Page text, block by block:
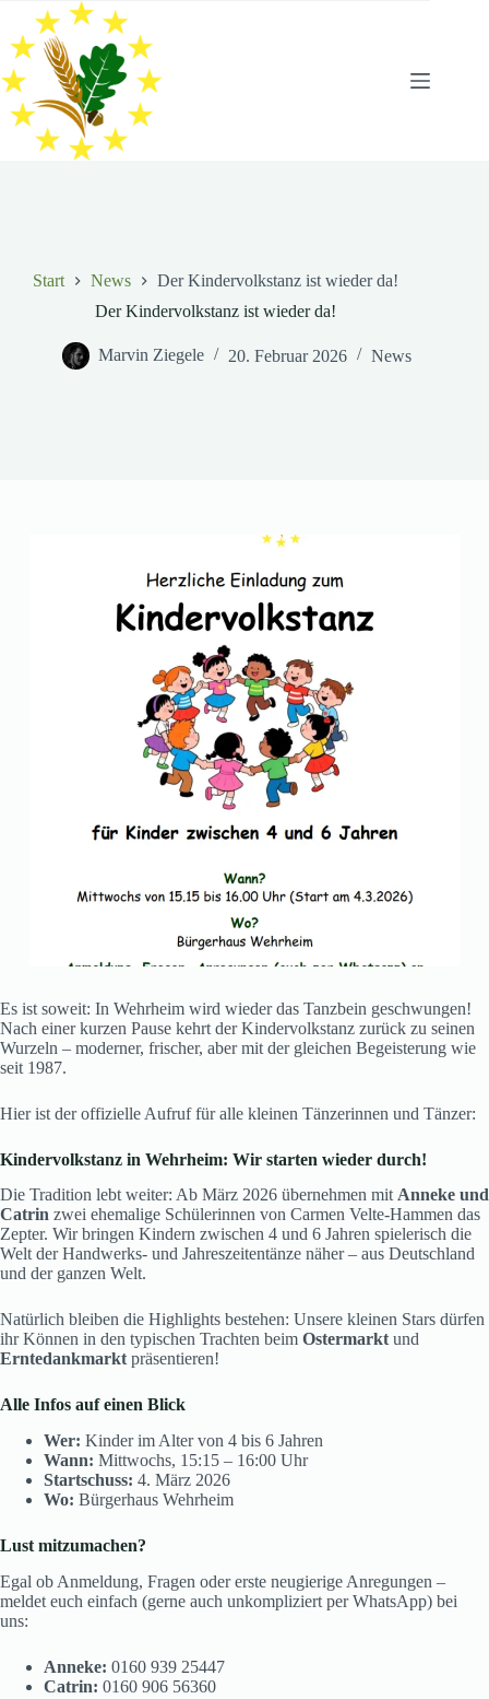
Inhalt
springen
Start News
Der Kindervolkstanz ist wieder da!
Der Kindervolkstanz ist wieder da!
Marvin Ziegele 20. Februar 2026 News
Es ist soweit: In Wehrheim wird wieder das Tanzbein geschwungen!
Nach einer kurzen Pause kehrt der Kindervolkstanz zurück zu seinen
Wurzeln – moderner, frischer, aber mit der gleichen Begeisterung wie
seit 1987.
Hier ist der offizielle Aufruf für alle kleinen Tänzerinnen und Tänzer:
Kindervolkstanz in Wehrheim: Wir starten wieder durch!
Die Tradition lebt weiter: Ab März 2026 übernehmen mit Anneke und
Catrin zwei ehemalige Schülerinnen von Carmen Velte-Hammen das
Zepter. Wir bringen Kindern zwischen 4 und 6 Jahren spielerisch die
Welt der Handwerks- und Jahreszeitentänze näher – aus Deutschland
und der ganzen Welt.
Natürlich bleiben die Highlights bestehen: Unsere kleinen Stars dürfen
ihr Können in den typischen Trachten beim Ostermarkt und
Erntedankmarkt präsentieren!
Alle Infos auf einen Blick
Wer: Kinder im Alter von 4 bis 6 Jahren
Wann: Mittwochs, 15:15 – 16:00 Uhr
Startschuss: 4. März 2026
Wo: Bürgerhaus Wehrheim
Lust mitzumachen?
Egal ob Anmeldung, Fragen oder erste neugierige Anregungen –
meldet euch einfach (gerne auch unkompliziert per WhatsApp) bei
uns:
Anneke: 0160 939 25447
Catrin: 0160 906 56360